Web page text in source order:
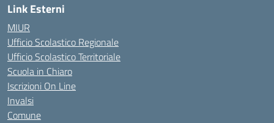
Link Esterni
MIUR
Ufficio Scolastico Regionale
Ufficio Scolastico Territoriale
Scuola in Chiaro
Iscrizioni On Line
Invalsi
Comune